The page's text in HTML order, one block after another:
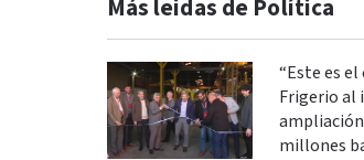
Más leidas de Política
“Este es
Frigerio al
millones